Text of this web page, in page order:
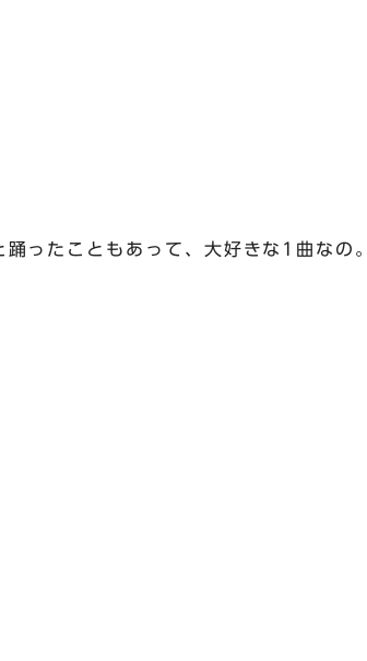
ったこともあって、大好きな1曲なの。